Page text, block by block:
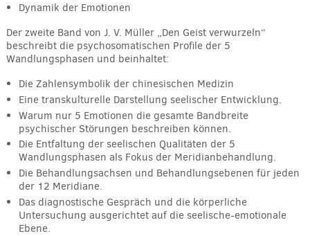
Dynamik der Emotionen
Der zweite Band von J. V. Müller „Den Geist verwurzeln“
beschreibt die psychosomatischen Profile der 5
Wandlungsphasen und beinhaltet:
Die Zahlensymbolik der chinesischen Medizin
Eine transkulturelle Darstellung seelischer Entwicklung.
Warum nur 5 Emotionen die gesamte Bandbreite
psychischer Störungen beschreiben können.
Die Entfaltung der seelischen Qualitäten der 5
Wandlungsphasen als Fokus der Meridianbehandlung.
Die Behandlungsachsen und Behandlungsebenen für jeden
der 12 Meridiane.
Das diagnostische Gespräch und die körperliche
Untersuchung ausgerichtet auf die seelische-emotionale
Ebene.